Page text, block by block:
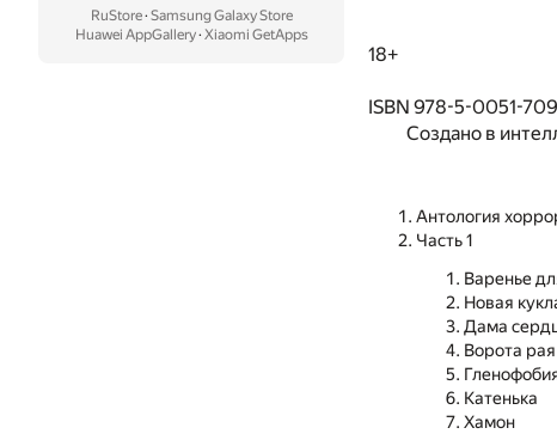
RuStore· Samsung Galaxy Store
Huawei AppGallery· Xiaomi GetApps
18+
ISBN 978-5-0051-
Создано в
Антология
Часть 1
Варенье
Новая
Дама
Ворота рая
Катенька
Хамон